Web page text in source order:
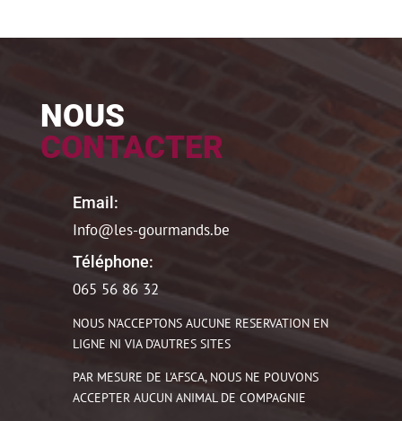
NOUS
CONTACTER
Email:
Info@les-gourmands.be
Téléphone:
065 56 86 32
NOUS N'ACCEPTONS AUCUNE RESERVATION EN
LIGNE NI VIA D'AUTRES SITES
PAR MESURE DE L'AFSCA, NOUS NE POUVONS
ACCEPTER AUCUN ANIMAL DE COMPAGNIE